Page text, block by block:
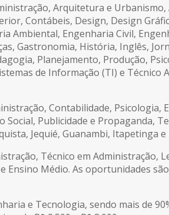
Arquitetura e
Contábeis, Design, Design
Ambiental, Engenharia Civil,
Gastronomia, História, Inglês,
Planejamento, Produção,
de Informação (TI) e Técnico
Contabilidade, Psicologia,
Publicidade e Propaganda,
Jequié, Guanambi, Itapetinga e
Técnico em
Ensino Médio. As oportunidades
e Tecnologia, sendo mais de